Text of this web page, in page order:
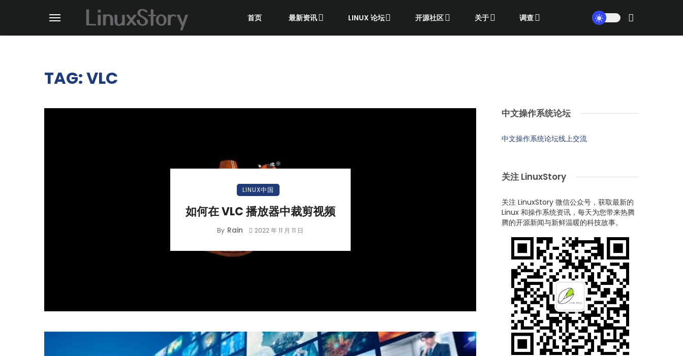
首页 最新资讯 LINUX 论坛 开源社区 关于 调查
TAG: VLC
LINUX中国
如何在 VLC 播放器中裁剪视频
By Rain 2022 年 11 月 11 日
中文操作系统论坛
中文操作系统论坛线上交流
关注 LinuxStory
关注 LinuxStory 微信公众号，获取最新的
Linux 和操作系统资讯，每天为您带来热腾
腾的开源新闻与新鲜温暖的科技故事。